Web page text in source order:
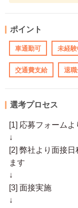
ポイント
車通勤可 未経
交通費支給 退
選考プロセス
[1] 応募フォーム
↓
[2] 弊社より面接
ます
↓
[3] 面接実施
↓